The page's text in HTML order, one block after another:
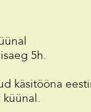
5h.
käsitööna